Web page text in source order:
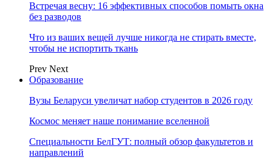
Встречая весну: 16 эффективных способов помыть окна
без разводов
Что из ваших вещей лучше никогда не стирать вместе,
чтобы не испортить ткань
Prev Next
Образование
Вузы Беларуси увеличат набор студентов в 2026 году
Космос меняет наше понимание вселенной
Специальности БелГУТ: полный обзор факультетов и
направлений